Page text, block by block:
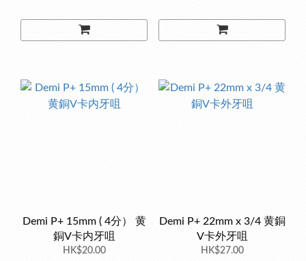
Demi P+ 15mm ( 4分） 黄
銅V卡内牙咀
HK$20.00
Demi P+ 22mm x 3/4 黄銅
V卡外牙咀
HK$27.00